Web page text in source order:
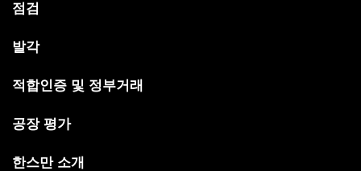
점검
발각
적합인증 및 정부거래
공장 평가
한스만 소개